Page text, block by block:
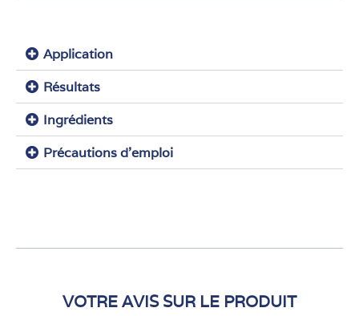
Application
Résultats
Ingrédients
Précautions d'emploi
VOTRE AVIS SUR LE PRODUIT